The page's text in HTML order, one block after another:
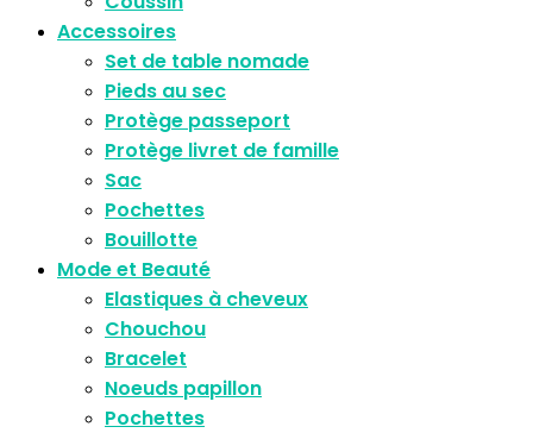
Accessoires
Set de table nomade
Pieds au sec
Protège passeport
Protège livret de famille
Sac
Pochettes
Bouillotte
Mode et Beauté
Elastiques à cheveux
Chouchou
Bracelet
Noeuds papillon
Pochettes